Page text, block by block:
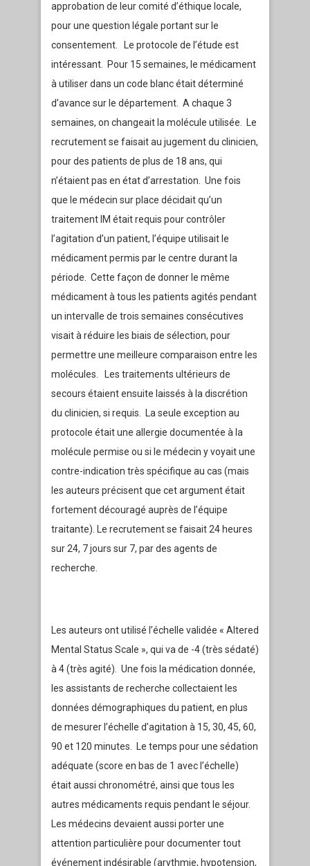
approbation de leur comité d’éthique locale,
pour une question légale portant sur le
consentement. Le protocole de l’étude est
intéressant. Pour 15 semaines, le médicament
à utiliser dans un code blanc était déterminé
d’avance sur le département. A chaque 3
semaines, on changeait la molécule utilisée. Le
recrutement se faisait au jugement du clinicien,
pour des patients de plus de 18 ans, qui
n’étaient pas en état d’arrestation. Une fois
que le médecin sur place décidait qu’un
traitement IM était requis pour contrôler
l’agitation d’un patient, l’équipe utilisait le
médicament permis par le centre durant la
période. Cette façon de donner le même
médicament à tous les patients agités pendant
un intervalle de trois semaines consécutives
visait à réduire les biais de sélection, pour
permettre une meilleure comparaison entre les
molécules. Les traitements ultérieurs de
secours étaient ensuite laissés à la discrétion
du clinicien, si requis. La seule exception au
protocole était une allergie documentée à la
molécule permise ou si le médecin y voyait une
contre-indication très spécifique au cas (mais
les auteurs précisent que cet argument était
fortement découragé auprès de l’équipe
traitante). Le recrutement se faisait 24 heures
sur 24, 7 jours sur 7, par des agents de
recherche.
Les auteurs ont utilisé l’échelle validée « Altered
Mental Status Scale », qui va de -4 (très sédaté)
à 4 (très agité). Une fois la médication donnée,
les assistants de recherche collectaient les
données démographiques du patient, en plus
de mesurer l’échelle d’agitation à 15, 30, 45, 60,
90 et 120 minutes. Le temps pour une sédation
adéquate (score en bas de 1 avec l’échelle)
était aussi chronométré, ainsi que tous les
autres médicaments requis pendant le séjour.
Les médecins devaient aussi porter une
attention particulière pour documenter tout
événement indésirable (arythmie, hypotension,